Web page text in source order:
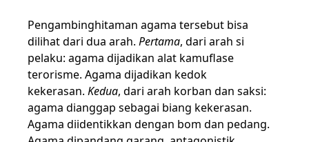
Pengambinghitaman agama tersebut bisa
dilihat dari dua arah. Pertama, dari arah si
pelaku: agama dijadikan alat kamuflase
terorisme. Agama dijadikan kedok
kekerasan. Kedua, dari arah korban dan saksi:
agama dianggap sebagai biang kekerasan.
Agama diidentikkan dengan bom dan pedang.